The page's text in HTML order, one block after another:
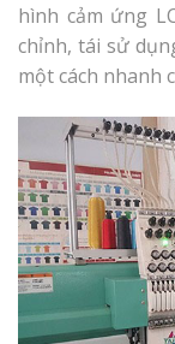
hình cảm ứng
chỉnh, tái sử
một cách nhanh